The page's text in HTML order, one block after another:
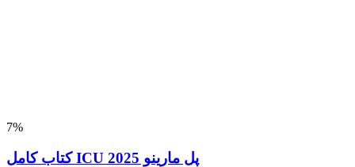
7%
کتاب کامل ICU پل مارینو 2025